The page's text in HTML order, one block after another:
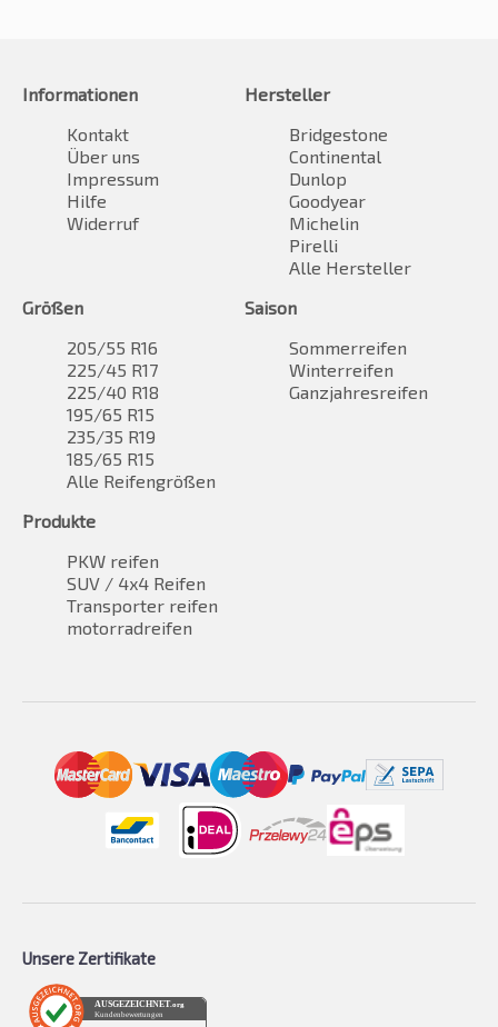
Informationen
Kontakt
Über uns
Impressum
Hilfe
Widerruf
Hersteller
Bridgestone
Continental
Dunlop
Goodyear
Michelin
Pirelli
Alle Hersteller
Größen
205/55 R16
225/45 R17
225/40 R18
195/65 R15
235/35 R19
185/65 R15
Alle Reifengrößen
Saison
Sommerreifen
Winterreifen
Ganzjahresreifen
Produkte
PKW reifen
SUV / 4x4 Reifen
Transporter reifen
motorradreifen
Unsere Zertifikate
AUSGEZEICHNET.org
Kundenbewertungen